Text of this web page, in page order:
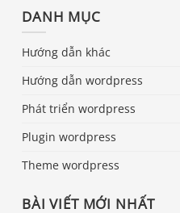
DANH MỤC
Hướng dẫn khác
Hướng dẫn wordpress
Phát triển wordpress
Plugin wordpress
Theme wordpress
BÀI VIẾT MỚI NHẤT